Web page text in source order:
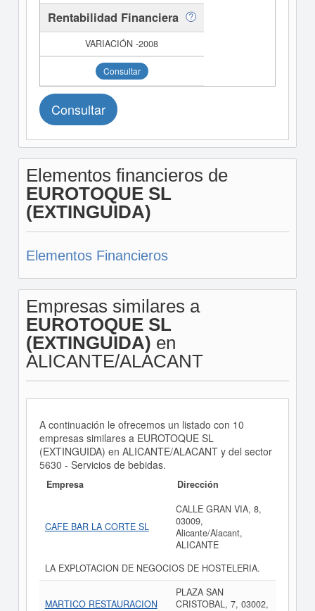
Rentabilidad Financiera
Consultar
Consultar
Elementos financieros de
EUROTOQUE SL
(EXTINGUIDA)
Elementos Financieros
Empresas similares a
EUROTOQUE SL
(EXTINGUIDA) en
ALICANTE/ALACANT
A continuación le ofrecemos un listado con 10
empresas similares a EUROTOQUE SL
(EXTINGUIDA) en ALICANTE/ALACANT y del sector
5630 - Servicios de bebidas.
Empresa Dirección
CAFE BAR LA CORTE SL
CALLE GRAN VIA, 8,
03009,
Alicante/Alacant,
ALICANTE
LA EXPLOTACION DE NEGOCIOS DE HOSTELERIA.
MARTICO RESTAURACION
PLAZA SAN
CRISTOBAL, 7, 03002,